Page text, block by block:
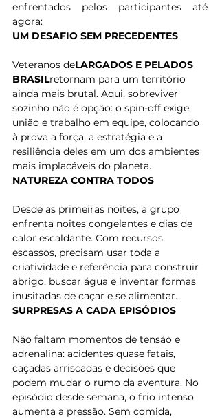
enfrentados pelos participantes até
agora:
UM DESAFIO SEM PRECEDENTES
Veteranos deLARGADOS E PELADOS
BRASILretornam para um território
ainda mais brutal. Aqui, sobreviver
sozinho não é opção: o spin-off exige
união e trabalho em equipe, colocando
à prova a força, a estratégia e a
resiliência deles em um dos ambientes
mais implacáveis do planeta.
NATUREZA CONTRA TODOS
Desde as primeiras noites, a grupo
enfrenta noites congelantes e dias de
calor escaldante. Com recursos
escassos, precisam usar toda a
criatividade e referência para construir
abrigo, buscar água e inventar formas
inusitadas de caçar e se alimentar.
SURPRESAS A CADA EPISÓDIOS
Não faltam momentos de tensão e
adrenalina: acidentes quase fatais,
caçadas arriscadas e decisões que
podem mudar o rumo da aventura. No
episódio desde semana, o frio intenso
aumenta a pressão. Sem comida,